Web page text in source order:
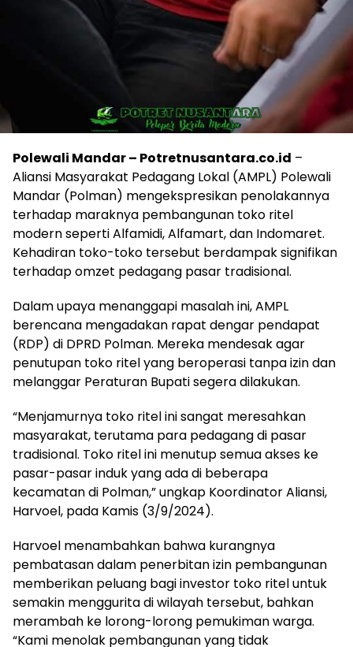
Polewali Mandar – Potretnusantara.co.id –
Aliansi Masyarakat Pedagang Lokal (AMPL) Polewali
Mandar (Polman) mengekspresikan penolakannya
terhadap maraknya pembangunan toko ritel
modern seperti Alfamidi, Alfamart, dan Indomaret.
Kehadiran toko-toko tersebut berdampak signifikan
terhadap omzet pedagang pasar tradisional.
Dalam upaya menanggapi masalah ini, AMPL
berencana mengadakan rapat dengar pendapat
(RDP) di DPRD Polman. Mereka mendesak agar
penutupan toko ritel yang beroperasi tanpa izin dan
melanggar Peraturan Bupati segera dilakukan.
“Menjamurnya toko ritel ini sangat meresahkan
masyarakat, terutama para pedagang di pasar
tradisional. Toko ritel ini menutup semua akses ke
pasar-pasar induk yang ada di beberapa
kecamatan di Polman,” ungkap Koordinator Aliansi,
Harvoel, pada Kamis (3/9/2024).
Harvoel menambahkan bahwa kurangnya
pembatasan dalam penerbitan izin pembangunan
memberikan peluang bagi investor toko ritel untuk
semakin menggurita di wilayah tersebut, bahkan
merambah ke lorong-lorong pemukiman warga.
“Kami menolak pembangunan yang tidak